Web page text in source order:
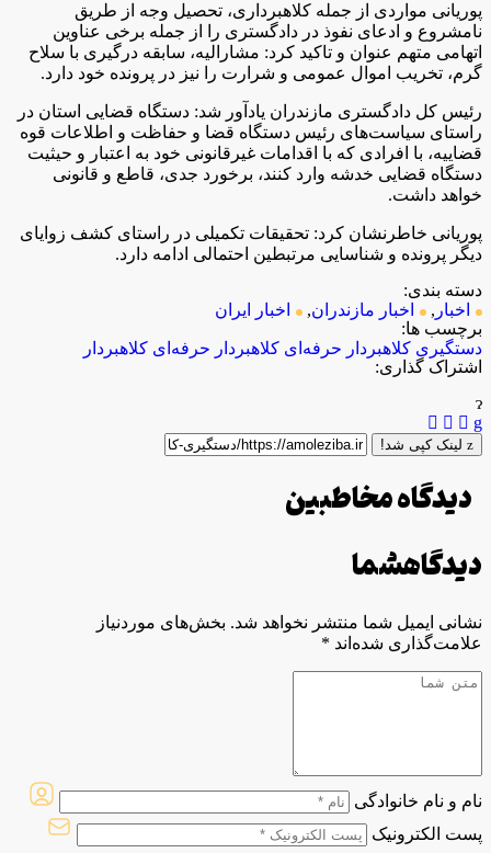
پوریانی مواردی از جمله کلاهبرداری، تحصیل وجه از طریق
نامشروع و ادعای نفوذ در دادگستری را از جمله برخی عناوین
اتهامی متهم عنوان و تاکید کرد: مشارالیه، سابقه درگیری با سلاح
گرم، تخریب اموال عمومی و شرارت را نیز در پرونده خود دارد.
رئیس کل دادگستری مازندران یادآور شد: دستگاه قضایی استان در
راستای سیاست‌های رئیس دستگاه قضا و حفاظت و اطلاعات قوه
قضاییه، با افرادی که با اقدامات غیرقانونی خود به اعتبار و حیثیت
دستگاه قضایی خدشه وارد کنند، برخورد جدی، قاطع و قانونی
خواهد داشت.
پوریانی خاطرنشان کرد: تحقیقات تکمیلی در راستای کشف زوایای
دیگر پرونده و شناسایی مرتبطین احتمالی ادامه دارد.
دسته بندی:
اخبار , اخبار مازندران,
اخبار ایران
برچسب ها:
دستگیری کلاهبردار حرفه‌ای کلاهبردار حرفه‌ای کلاهبردار
اشتراک گذاری:
لینک کپی شد!
دیدگاه مخاطبین
دیدگاهشما
نشانی ایمیل شما منتشر نخواهد شد. بخش‌های موردنیاز
علامت‌گذاری شده‌اند *
نام و نام خانوادگی
پست الکترونیک